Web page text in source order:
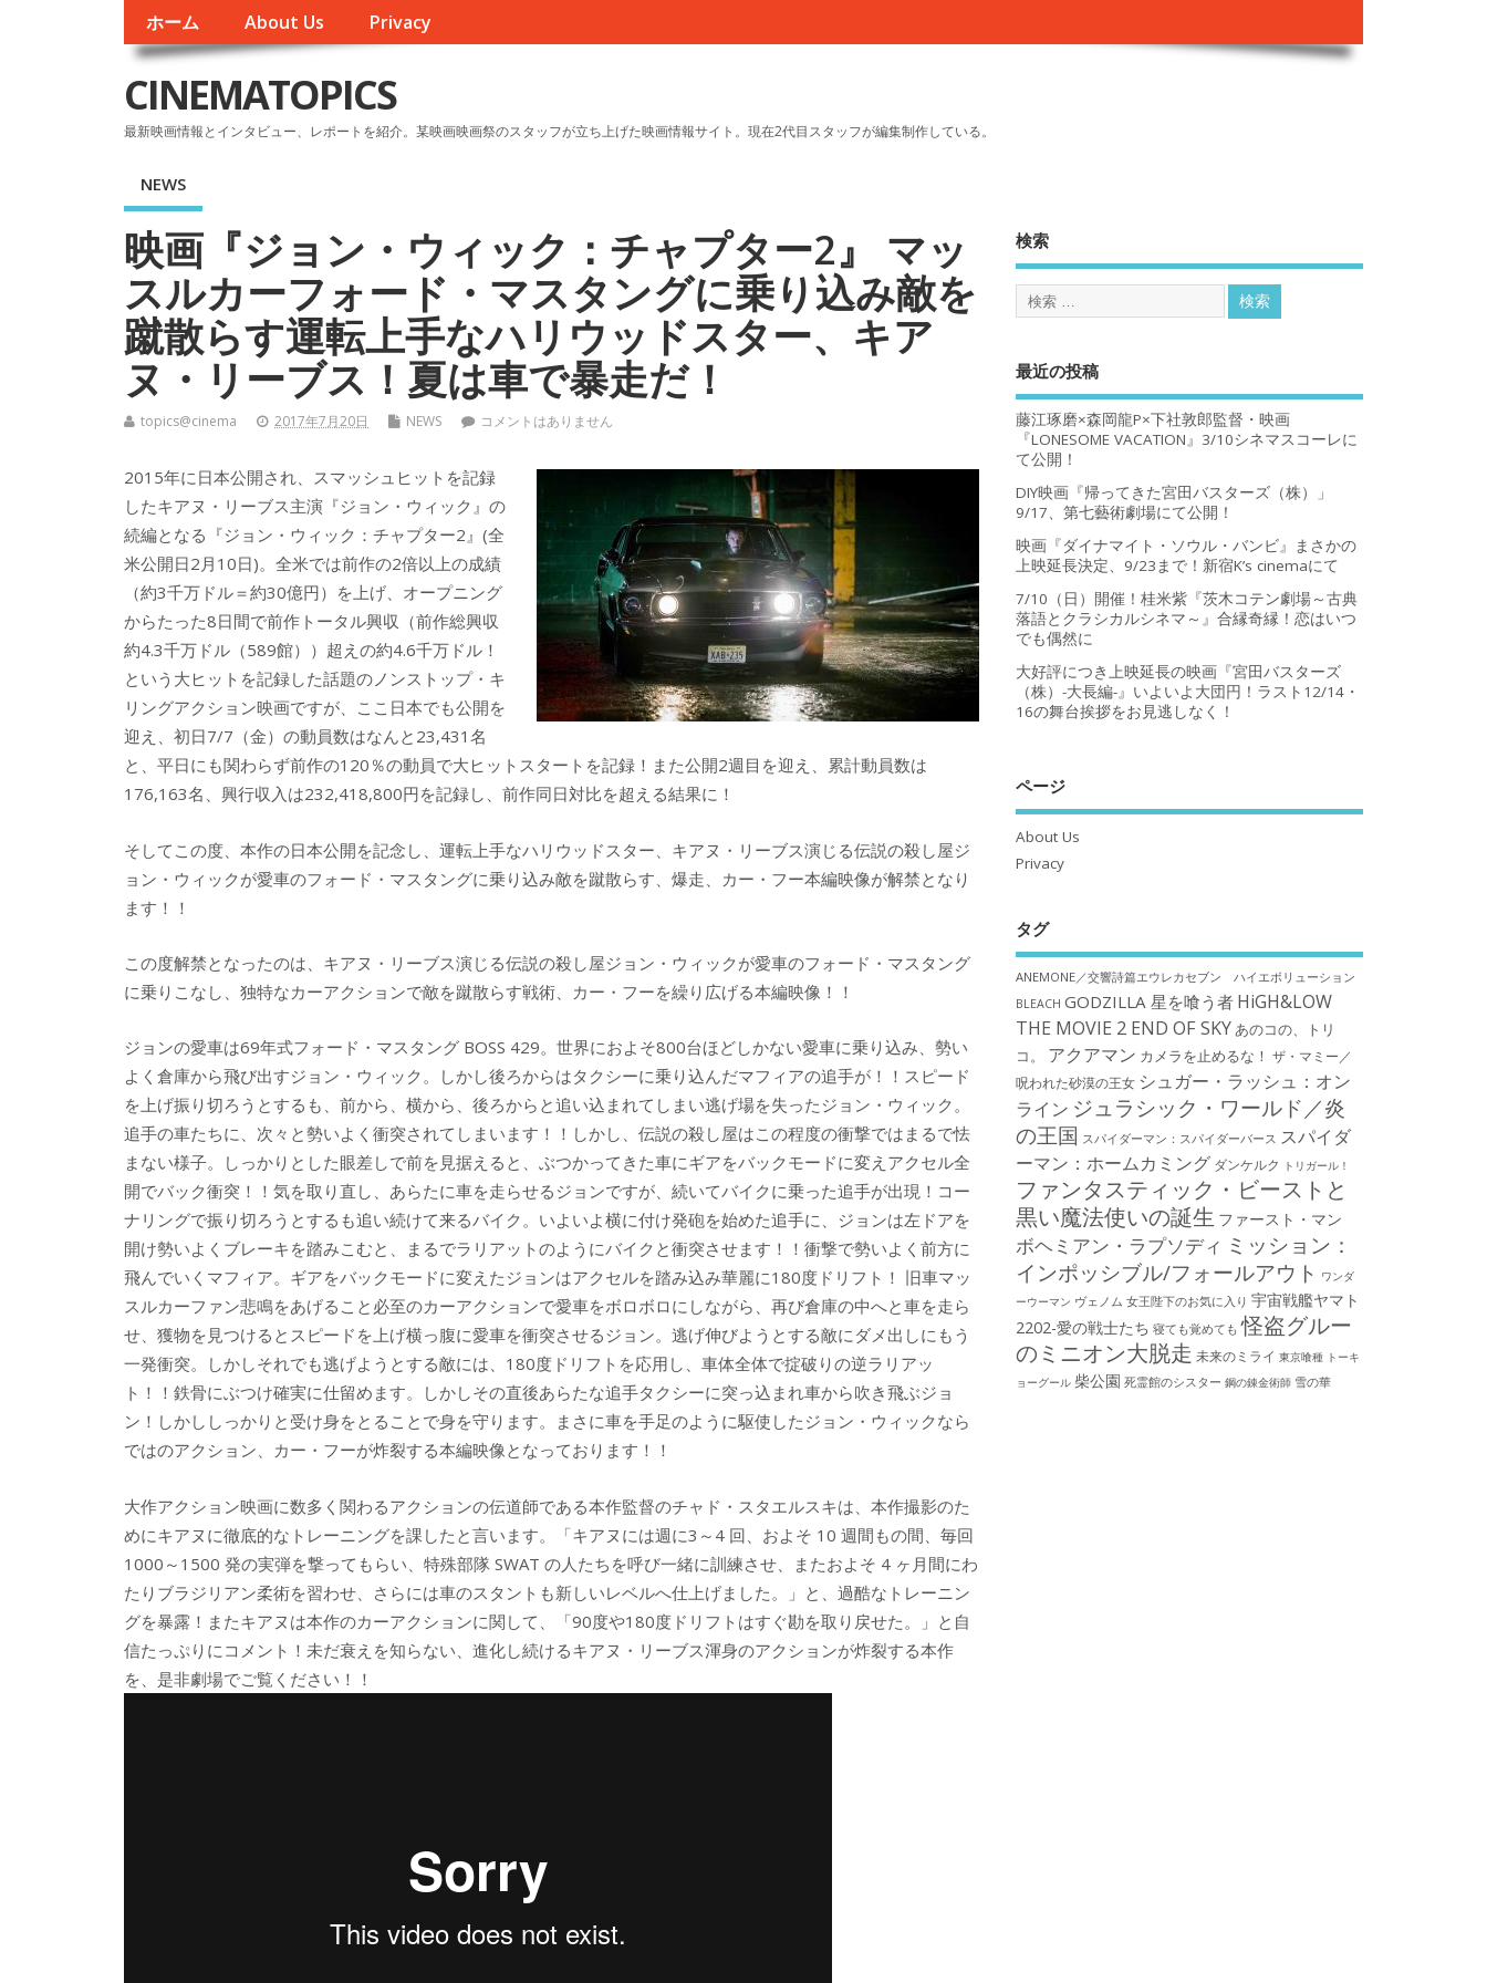
ホーム About Us Privacy
CINEMATOPICS
最新映画情報とインタビュー、レポートを紹介。某映画映画祭のスタッフが立ち上げた映画情報サイト。現在2代目スタッフが編集制作している。
NEWS
映画『ジョン・ウィック：チャプター2』 マッ
スルカーフォード・マスタングに乗り込み敵を
蹴散らす運転上手なハリウッドスター、キア
ヌ・リーブス！夏は車で暴走だ！
topics@cinema 2017年7月20日 NEWS コメントはありません
2015年に日本公開され、スマッシュヒットを記録
したキアヌ・リーブス主演『ジョン・ウィック』の
続編となる『ジョン・ウィック：チャプター2』(全
米公開日2月10日)。全米では前作の2倍以上の成績
（約3千万ドル＝約30億円）を上げ、オープニング
からたった8日間で前作トータル興収（前作総興収
約4.3千万ドル（589館））超えの約4.6千万ドル！
という大ヒットを記録した話題のノンストップ・キ
リングアクション映画ですが、ここ日本でも公開を
迎え、初日7/7（金）の動員数はなんと23,431名
と、平日にも関わらず前作の120％の動員で大ヒットスタートを記録！また公開2週目を迎え、累計動員数は
176,163名、興行収入は232,418,800円を記録し、前作同日対比を超える結果に！
​そしてこの度、本作の日本公開を記念し、運転上手なハリウッドスター、キアヌ・リーブス演じる伝説の殺し屋ジ
ョン・ウィックが愛車のフォード・マスタングに乗り込み敵を蹴散らす、爆走、カー・フー本編映像が解禁となり
ます！！
この度解禁となったのは、キアヌ・リーブス演じる伝説の殺し屋ジョン・ウィックが愛車のフォード・マスタング
に乗りこなし、独特なカーアクションで敵を蹴散らす戦術、カー・フーを繰り広げる本編映像！！
ジョンの愛車は69年式フォード・マスタング BOSS 429。世界におよそ800台ほどしかない愛車に乗り込み、勢い
よく倉庫から飛び出すジョン・ウィック。しかし後ろからはタクシーに乗り込んだマフィアの追手が！！スピード
を上げ振り切ろうとするも、前から、横から、後ろからと追い込まれてしまい逃げ場を失ったジョン・ウィック。
追手の車たちに、次々と勢いよく衝突されてしまいます！！しかし、伝説の殺し屋はこの程度の衝撃ではまるで怯
まない様子。しっかりとした眼差しで前を見据えると、ぶつかってきた車にギアをバックモードに変えアクセル全
開でバック衝突！！気を取り直し、あらたに車を走らせるジョンですが、続いてバイクに乗った追手が出現！コー
ナリングで振り切ろうとするも追い続けて来るバイク。いよいよ横に付け発砲を始めた追手に、ジョンは左ドアを
開け勢いよくブレーキを踏みこむと、まるでラリアットのようにバイクと衝突させます！！衝撃で勢いよく前方に
飛んでいくマフィア。ギアをバックモードに変えたジョンはアクセルを踏み込み華麗に180度ドリフト！ 旧車マッ
スルカーファン悲鳴をあげること必至のカーアクションで愛車をボロボロにしながら、再び倉庫の中へと車を走ら
せ、獲物を見つけるとスピードを上げ横っ腹に愛車を衝突させるジョン。逃げ伸びようとする敵にダメ出しにもう
一発衝突。しかしそれでも逃げようとする敵には、180度ドリフトを応用し、車体全体で掟破りの逆ラリアッ
ト！！鉄骨にぶつけ確実に仕留めます。しかしその直後あらたな追手タクシーに突っ込まれ車から吹き飛ぶジョ
ン！しかししっかりと受け身をとることで身を守ります。まさに車を手足のように駆使したジョン・ウィックなら
ではのアクション、カー・フーが炸裂する本編映像となっております！！
大作アクション映画に数多く関わるアクションの伝道師である本作監督のチャド・スタエルスキは、本作撮影のた
めにキアヌに徹底的なトレーニングを課したと言います。「キアヌには週に3～4 回、およそ 10 週間もの間、毎回
1000～1500 発の実弾を撃ってもらい、特殊部隊 SWAT の人たちを呼び一緒に訓練させ、またおよそ 4 ヶ月間にわ
たりブラジリアン柔術を習わせ、さらには車のスタントも新しいレベルへ仕上げました。」と、過酷なトレーニン
グを暴露！またキアヌは本作のカーアクションに関して、「90度や180度ドリフトはすぐ勘を取り戻せた。」と自
信たっぷりにコメント！未だ衰えを知らない、進化し続けるキアヌ・リーブス渾身のアクションが炸裂する本作
を、是非劇場でご覧ください！！
検索
最近の投稿
藤江琢磨×森岡龍P×下社敦郎監督・映画
『LONESOME VACATION』3/10シネマスコーレに
て公開！
DIY映画『帰ってきた宮田バスターズ（株）」
9/17、第七藝術劇場にて公開！
映画『ダイナマイト・ソウル・バンビ』まさかの
上映延長決定、9/23まで！新宿K’s cinemaにて
7/10（日）開催！桂米紫『茨木コテン劇場～古典
落語とクラシカルシネマ～』合縁奇縁！恋はいつ
でも偶然に
大好評につき上映延長の映画『宮田バスターズ
（株）-大長編-』いよいよ大団円！ラスト12/14・
16の舞台挨拶をお見逃しなく！
ページ
About Us
Privacy
タグ
ANEMONE／交響詩篇エウレカセブン ハイエボリューション
BLEACH GODZILLA 星を喰う者 HiGH&LOW
THE MOVIE 2 END OF SKY あのコの、トリ
コ。
アクアマン カメラを止めるな！ ザ・マミー／
呪われた砂漠の王女 シュガー・ラッシュ：オン
ライン ジュラシック・ワールド／炎
の王国 スパイダーマン：スパイダーバース スパイダ
ーマン：ホームカミング ダンケルク トリガール！
ファンタスティック・ビーストと
黒い魔法使いの誕生 ファースト・マン
ボヘミアン・ラプソディ ミッション：
インポッシブル/フォールアウト ワンダ
ーウーマン ヴェノム 女王陛下のお気に入り 宇宙戦艦ヤマト
2202-愛の戦士たち 寝ても覚めても 怪盗グルー
のミニオン大脱走 未来のミライ 東京喰種 トーキ
ョーグール 柴公園 死霊館のシスター 鋼の錬金術師 雪の華